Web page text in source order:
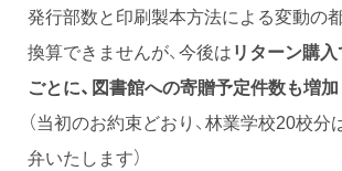
発行部数と印刷製本方法による変動の
換算できませんが、今後はリターン購
ごとに、図書館への寄贈予定件数も増加
（当初のお約束どおり、林業学校20校分
弁いたします）